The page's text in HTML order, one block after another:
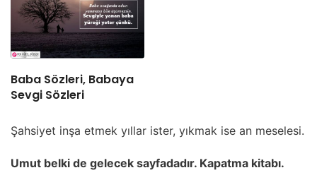
Baba Sözleri, Babaya
Sevgi Sözleri
Şahsiyet inşa etmek yıllar ister, yıkmak ise an meselesi.
Umut belki de gelecek sayfadadır. Kapatma kitabı.